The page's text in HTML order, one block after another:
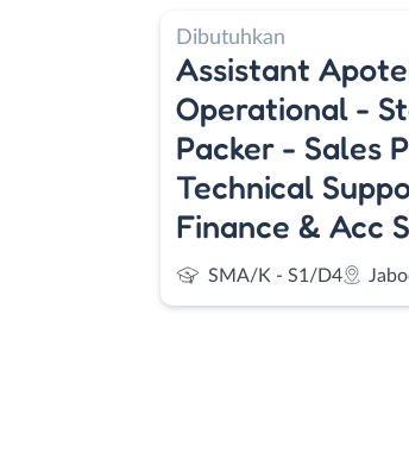
Dibutuhkan
Assistant
Operational -
Packer - Sales
Technical
Finance & Acc
SMA/K - S1/D4